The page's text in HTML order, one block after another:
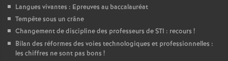
Langues vivantes : Epreuves au baccalauréat
Tempête sous un crâne
Changement de discipline des professeurs de STI : recours !
Bilan des réformes des voies technologiques et professionnelles :
les chiffres ne sont pas bons !